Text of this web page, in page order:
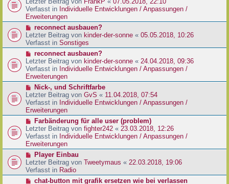
r
a
g
B
e
i
r
a
g
u
e
r
B
e
i
r
a
g
Verfasst in Individuelle Entwicklungen / Anpassungen /
Erweiterungen
N
e
u
e
r
B
e
i
r
a
g
reconnect ausbauen?
Letzter Beitrag von kinder-der-sonne « 05.05.2018, 10:26
Verfasst in Sonstiges
N
e
u
e
r
B
e
i
t
a
g
reconnect ausbauen?
Letzter Beitrag von kinder-der-sonne « 24.04.2018, 09:36
Verfasst in Individuelle Entwicklungen / Anpassungen /
Erweiterungen
N
e
u
e
r
B
e
i
t
a
g
Nick-, und Schriftfarbe
Letzter Beitrag von GvS « 11.04.2018, 07:54
Verfasst in Individuelle Entwicklungen / Anpassungen /
Erweiterungen
N
e
u
e
r
B
e
i
Farbänderung für alle user (problem)
Letzter Beitrag von fighter242 « 23.03.2018, 12:26
Verfasst in Individuelle Entwicklungen / Anpassungen /
Erweiterungen
N
e
u
e
Player Einbau
Letzter Beitrag von Tweetymaus « 22.03.2018, 19:06
Verfasst in Radio
Nchat-button mit grafik ersetzen wie bei verlassen